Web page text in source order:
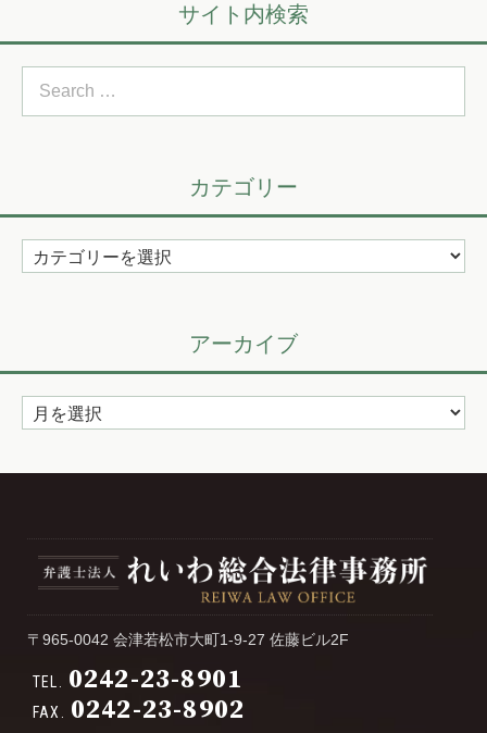
サイト内検索
Search
カテゴリー
カ
ー
アーカイブ
〒965-0042 会津若松市大町1-9-27 佐藤ビル2F
TEL. 0242-23-8901
FAX. 0242-23-8902